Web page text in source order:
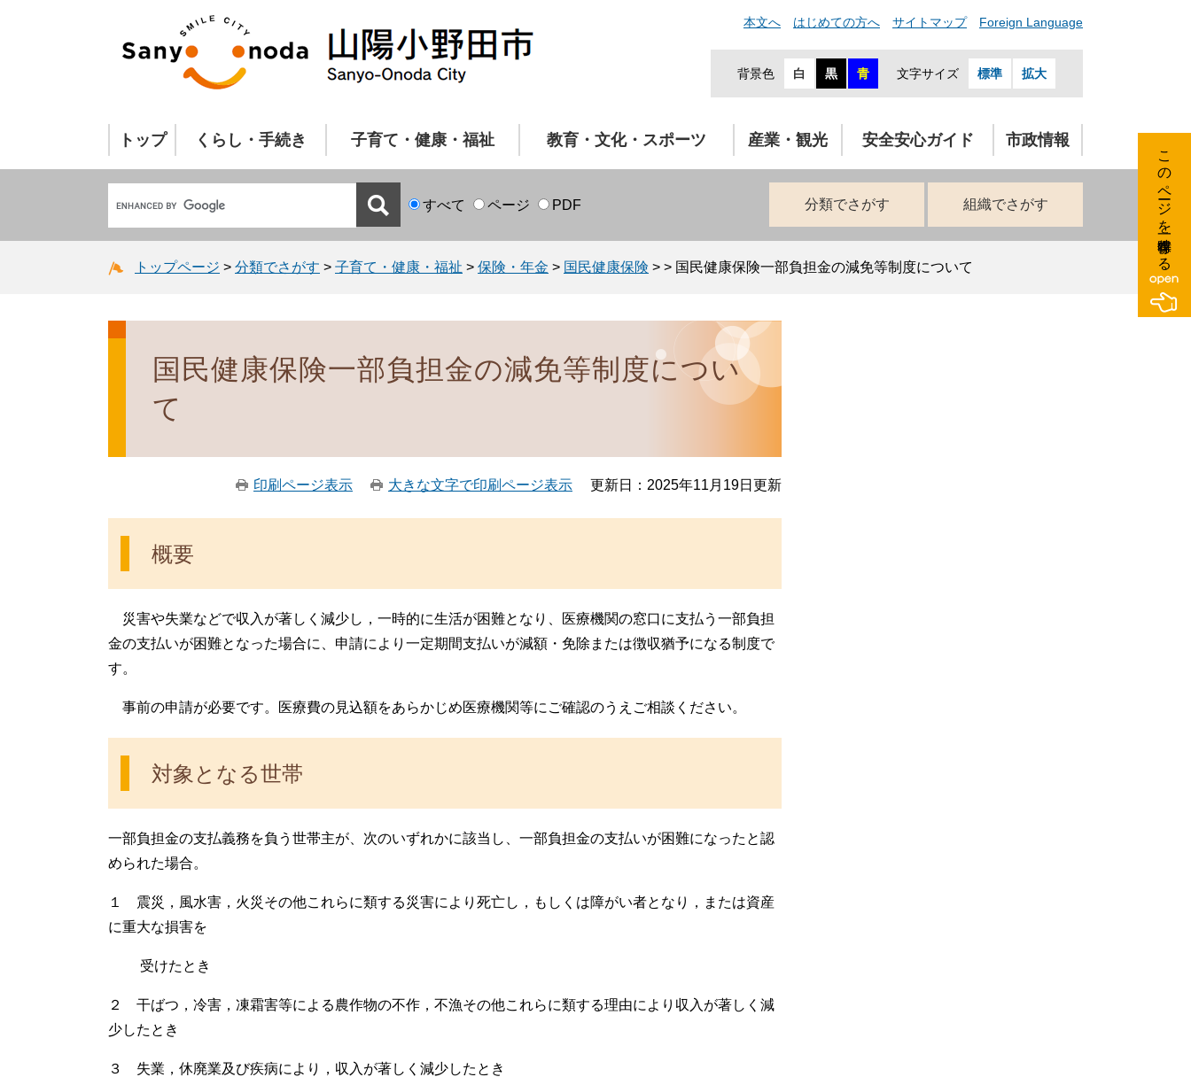
本文へ はじめての方へ サイトマップ Foreign Language
背景色 白 黒 青 文字サイズ 標準 拡大
トップ くらし・手続き 子育て・健康・福祉 教育・文化・スポーツ 産業・観光 安全安心ガイド 市政情報
すべて ページ PDF 分類でさがす 組織でさがす
トップページ > 分類でさがす > 子育て・健康・福祉 > 保険・年金 > 国民健康保険 > > 国民健康保険一部負担金の減免等制度について
国民健康保険一部負担金の減免等制度につい
て
印刷ページ表示 大きな文字で印刷ページ表示 更新日：2025年11月19日更新
概要
災害や失業などで収入が著しく減少し，一時的に生活が困難となり、医療機関の窓口に支払う一部負担
金の支払いが困難となった場合に、申請により一定期間支払いが減額・免除または徴収猶予になる制度で
す。
事前の申請が必要です。医療費の見込額をあらかじめ医療機関等にご確認のうえご相談ください。
対象となる世帯
一部負担金の支払義務を負う世帯主が、次のいずれかに該当し、一部負担金の支払いが困難になったと認
められた場合。
１ 震災，風水害，火災その他これらに類する災害により死亡し，もしくは障がい者となり，または資産
に重大な損害を
受けたとき
２ 干ばつ，冷害，凍霜害等による農作物の不作，不漁その他これらに類する理由により収入が著しく減
少したとき
３ 失業，休廃業及び疾病により，収入が著しく減少したとき
このページを一時保存する